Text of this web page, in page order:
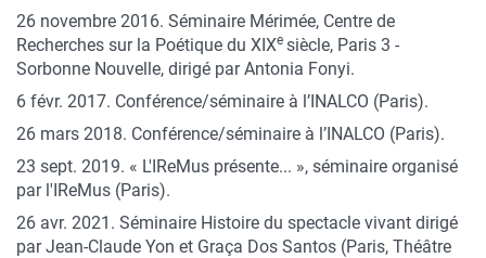
26 novembre 2016. Séminaire Mérimée, Centre de
Recherches sur la Poétique du XIXe siècle, Paris 3 -
Sorbonne Nouvelle, dirigé par Antonia Fonyi.
6 févr. 2017. Conférence/séminaire à l’INALCO (Paris).
26 mars 2018. Conférence/séminaire à l’INALCO (Paris).
23 sept. 2019. « L'IReMus présente... », séminaire organisé
par l'IReMus (Paris).
26 avr. 2021. Séminaire Histoire du spectacle vivant dirigé
par Jean-Claude Yon et Graça Dos Santos (Paris, Théâtre